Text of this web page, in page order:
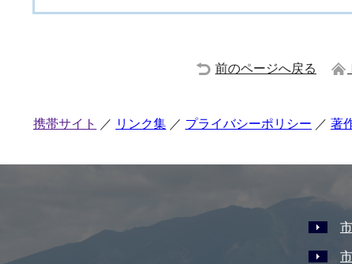
前のページへ戻る
携帯サイト リンク集 プライバシーポリシー 著